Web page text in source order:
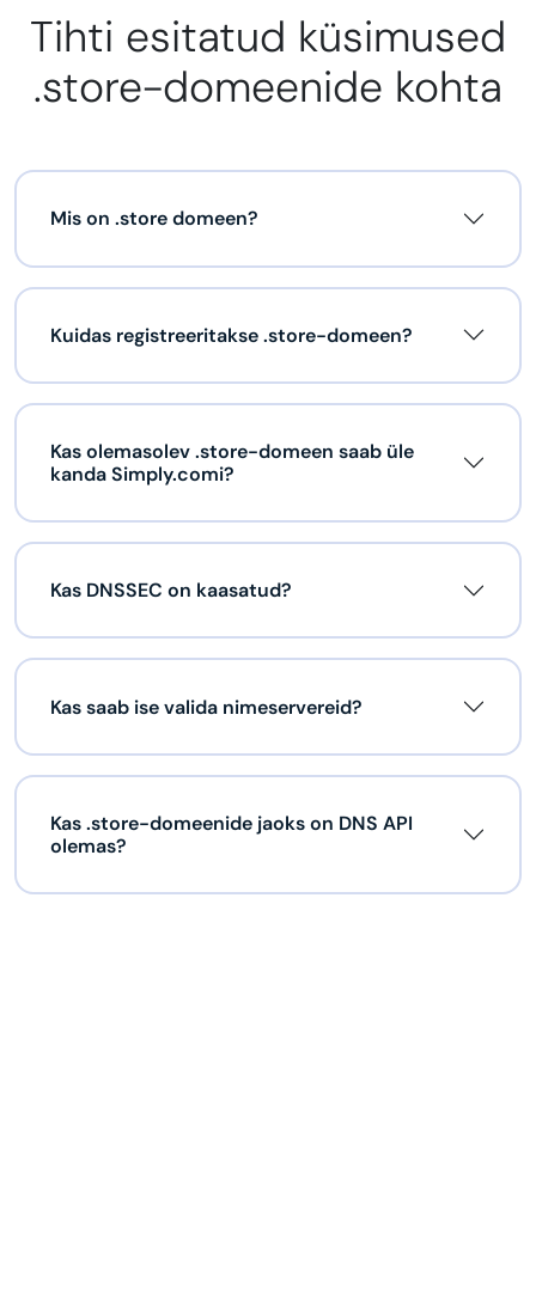
Tihti esitatud küsimused
.store-domeenide kohta
Mis on .store domeen?
Kuidas registreeritakse .store-domeen?
Kas olemasolev .store-domeen saab üle
kanda Simply.comi?
Kas DNSSEC on kaasatud?
Kas saab ise valida nimeservereid?
Kas .store-domeenide jaoks on DNS API
olemas?